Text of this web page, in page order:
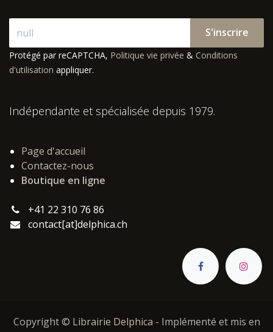
S'inscrire
Protégé par reCAPTCHA, Politique vie privée & Conditions
d'utilisation appliquer.
Indépendante et spécialisée depuis 1979.
Page d'accueil
Contactez-nous
Boutique en ligne
+41 22 310 76 86
contact[at]delphica.ch
Copyright © Librairie Delphica - Implémenté et mis en